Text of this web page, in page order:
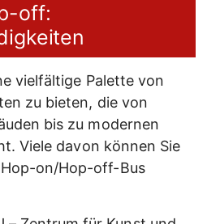
off:
vielfältige Palette von
zu bieten, die von
bis zu modernen
Viele davon können Sie
on/Hop-off-Bus